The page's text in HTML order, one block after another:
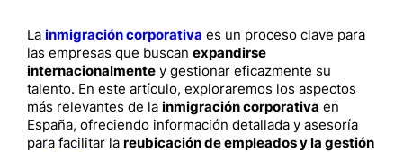
La inmigración corporativa es un proceso clave para
las empresas que buscan expandirse
internacionalmente y gestionar eficazmente su
talento. En este artículo, exploraremos los aspectos
más relevantes de la inmigración corporativa en
España, ofreciendo información detallada y asesoría
para facilitar la reubicación de empleados y la gestión